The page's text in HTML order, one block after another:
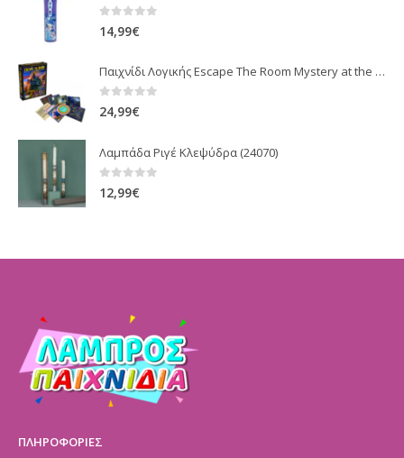
14,99€
Παιχνίδι Λογικής Escape The Room Mystery at the Stargazer's Manor
0 out of 5
24,99€
Λαμπάδα Ριγέ Κλεψύδρα (24070)
0 out of 5
12,99€
ΠΛΗΡΟΦΟΡΙΕΣ